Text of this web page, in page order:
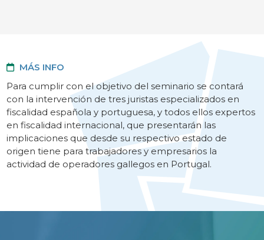
MÁS INFO
Para cumplir con el objetivo del seminario se contará
con la intervención de tres juristas especializados en
fiscalidad española y portuguesa, y todos ellos expertos
en fiscalidad internacional, que presentarán las
implicaciones que desde su respectivo estado de
origen tiene para trabajadores y empresarios la
actividad de operadores gallegos en Portugal.